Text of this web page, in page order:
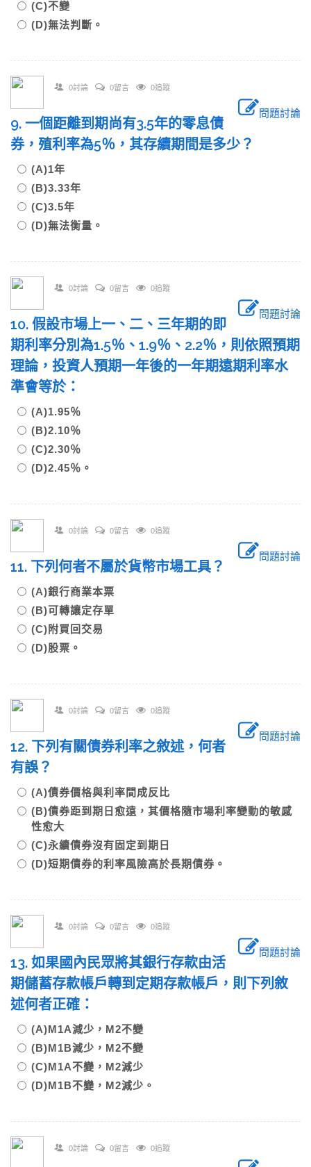
(C)不變
(D)無法判斷。
0討論 0留言 0追蹤
問題討論
9. 一個距離到期尚有3.5年的零息債
券，殖利率為5％，其存續期間是多少？
(A)1年
(B)3.33年
(C)3.5年
(D)無法衡量。
0討論 0留言 0追蹤
問題討論
10. 假設市場上一、二、三年期的即
期利率分別為1.5％、1.9％、2.2％，則依照預期
理論，投資人預期一年後的一年期遠期利率水
準會等於：
(A)1.95％
(B)2.10％
(C)2.30％
(D)2.45％。
0討論 0留言 0追蹤
問題討論
11. 下列何者不屬於貨幣市場工具？
(A)銀行商業本票
(B)可轉讓定存單
(C)附買回交易
(D)股票。
0討論 0留言 0追蹤
問題討論
12. 下列有關債券利率之敘述，何者
有誤？
(A)債券價格與利率間成反比
(B)債券距到期日愈遠，其價格隨市場利率變動的敏感
性愈大
(C)永續債券沒有固定到期日
(D)短期債券的利率風險高於長期債券。
0討論 0留言 0追蹤
問題討論
13. 如果國內民眾將其銀行存款由活
期儲蓄存款帳戶轉到定期存款帳戶，則下列敘
述何者正確：
(A)M1A減少，M2不變
(B)M1B減少，M2不變
(C)M1A不變，M2減少
(D)M1B不變，M2減少。
0討論 0留言 0追蹤